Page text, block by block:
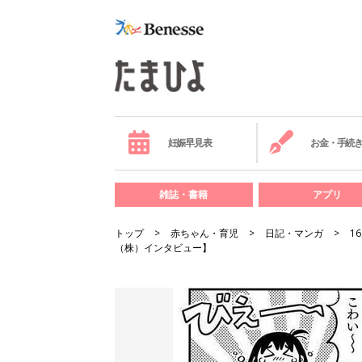
妊娠早見表 お金・手続き
雑誌・書籍 アプリ
トップ 赤ちゃん・育児 日記・マンガ
（株）インタビュー】